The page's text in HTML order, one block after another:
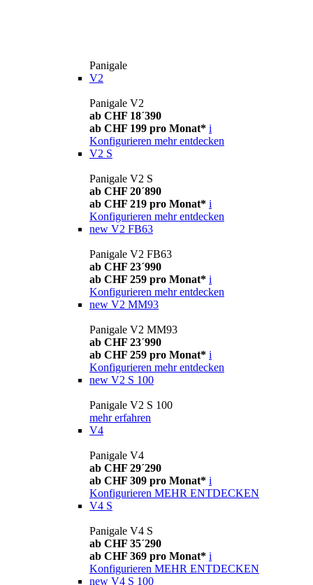
Panigale
V2
Panigale V2
ab CHF 18´390
ab CHF 199 pro Monat* i
Konfigurieren mehr entdecken
V2 S
Panigale V2 S
ab CHF 20´890
ab CHF 219 pro Monat* i
Konfigurieren mehr entdecken
new V2 FB63
Panigale V2 FB63
ab CHF 23´990
ab CHF 259 pro Monat* i
Konfigurieren mehr entdecken
new V2 MM93
Panigale V2 MM93
ab CHF 23´990
ab CHF 259 pro Monat* i
Konfigurieren mehr entdecken
new V2 S 100
Panigale V2 S 100
mehr erfahren
V4
Panigale V4
ab CHF 29´290
ab CHF 309 pro Monat* i
Konfigurieren MEHR ENTDECKEN
V4 S
Panigale V4 S
ab CHF 35´290
ab CHF 369 pro Monat* i
Konfigurieren MEHR ENTDECKEN
new V4 S 100